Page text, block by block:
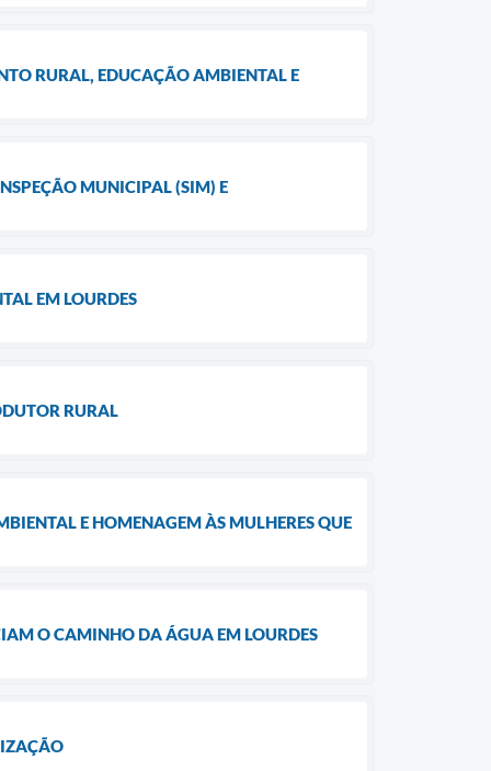
RURAL, EDUCAÇÃO AMBIENTAL E
MUNICIPAL (SIM) E
EM LOURDES
RURAL
E HOMENAGEM ÀS MULHERES QUE
O CAMINHO DA ÁGUA EM LOURDES